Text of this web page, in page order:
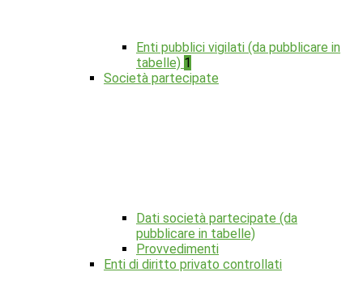
Enti pubblici vigilati (da pubblicare in
tabelle) 1
Società partecipate
Dati società partecipate (da
pubblicare in tabelle)
Provvedimenti
Enti di diritto privato controllati